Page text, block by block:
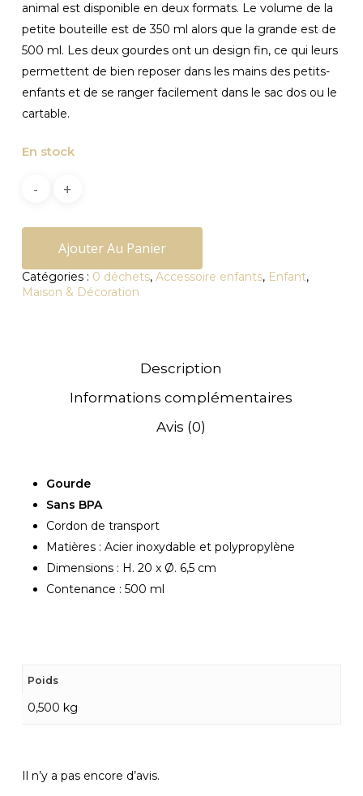
animal est disponible en deux formats. Le volume de la
petite bouteille est de 350 ml alors que la grande est de
500 ml. Les deux gourdes ont un design fin, ce qui leurs
permettent de bien reposer dans les mains des petits-
enfants et de se ranger facilement dans le sac dos ou le
cartable.
En stock
Ajouter Au Panier
Catégories : 0 déchets, Accessoire enfants, Enfant,
Maison & Décoration
Description
Informations complémentaires
Avis (0)
Gourde
Sans BPA
Cordon de transport
Matières : Acier inoxydable et polypropylène
Dimensions : H. 20 x Ø. 6,5 cm
Contenance : 500 ml
Poids
0,500 kg
Il n’y a pas encore d’avis.